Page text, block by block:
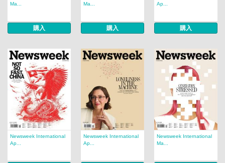
Ma...
購入
Ma...
購入
Ap...
購入
Newsweek International
Ap...
Newsweek International
Ap...
Newsweek International
Ma...